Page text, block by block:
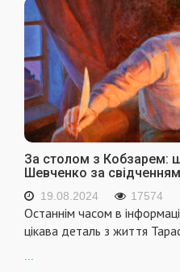
За столом з Кобзарем:
Шевченко за
19.08.2024 17574
Останнім часом в
цікава деталь з життя